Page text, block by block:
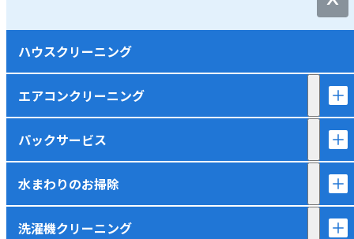
ハウスクリーニング
エアコンクリーニング
パックサービス
水まわりのお掃除
洗濯機クリーニング